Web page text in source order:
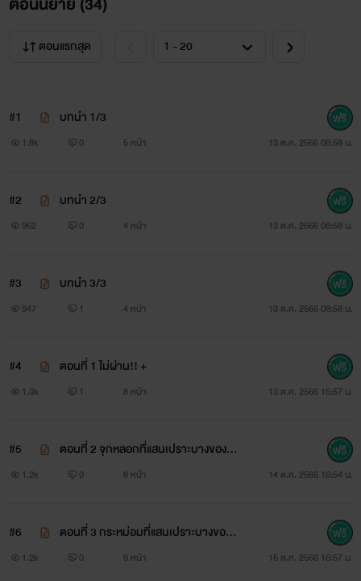
ตอนแรกสุด
#1 บทนำ 1/3
1.8k 0 5 หน้า 13 ต.ค. 2566 08:58 น.
#2 บทนำ 2/3
962 0 4 หน้า 13 ต.ค. 2566 08:58 น.
#3 บทนำ 3/3
947 1 4 หน้า 13 ต.ค. 2566 08:58 น.
#4 ตอนที่ 1 ไม่ผ่าน!! +
1.3k 1 8 หน้า 13 ต.ค. 2566 16:57 น.
#5
ตอนที่ 2 จุกหลอกที่แสนเปราะบางของคุ
ณยอดผา
1.2k 0 8 หน้า 14 ต.ค. 2566 16:54 น.
#6
ตอนที่ 3 กระหม่อมที่แสนเปราะบางของคุ
ณยอดผา +
1.2k 0 9 หน้า 15 ต.ค. 2566 16:57 น.